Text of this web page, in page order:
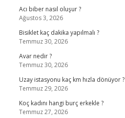
Acı biber nasıl oluşur ?
Ağustos 3, 2026
Bisiklet kaç dakika yapılmalı ?
Temmuz 30, 2026
Avar nedir ?
Temmuz 30, 2026
Uzay istasyonu kaç km hızla dönüyor ?
Temmuz 29, 2026
Koç kadını hangi burç erkekle ?
Temmuz 27, 2026